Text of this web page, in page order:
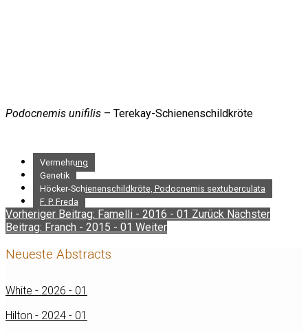
Podocnemis unifilis – Terekay-Schienenschildkröte
Vermehrung
Genetik
Höcker-Schienenschildkröte, Podocnemis sextuberculata
F. P. Freda
Vorheriger Beitrag: Famelli - 2016 - 01 Zurück Nächster
Beitrag: Franch - 2015 - 01 Weiter
Neueste Abstracts
White - 2026 - 01
Hilton - 2024 - 01